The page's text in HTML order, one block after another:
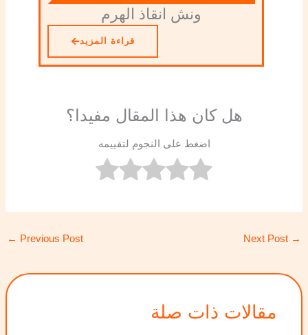
ونش انقاذ الهرم
قراءة المزيد
هل كان هذا المقال مفيدا؟
اضغط على النجوم لتقييمه
← Previous Post Next Post →
مقالات ذات صلة